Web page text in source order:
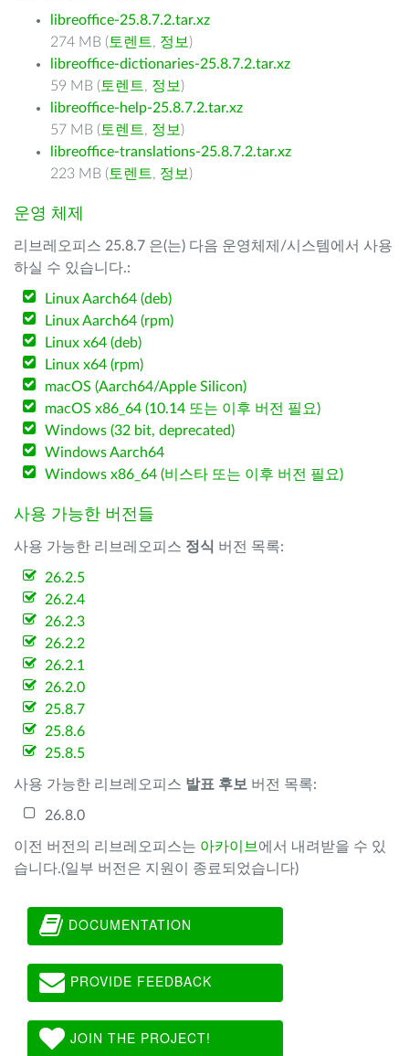
libreoffice-25.8.7.2.tar.xz
274 MB ( 토렌트, 정보 )
libreoffice-dictionaries-25.8.7.2.tar.xz
59 MB ( 토렌트, 정보 )
libreoffice-help-25.8.7.2.tar.xz
57 MB ( 토렌트, 정보 )
libreoffice-translations-25.8.7.2.tar.xz
223 MB ( 토렌트, 정보 )
운영 체제
리브레오피스 25.8.7 은(는) 다음 운영체제/시스템에서 사용
하실 수 있습니다.:
Linux Aarch64 (deb)
Linux Aarch64 (rpm)
Linux x64 (deb)
Linux x64 (rpm)
macOS (Aarch64/Apple Silicon)
macOS x86_64 (10.14 또는 이후 버전 필요)
Windows (32 bit, deprecated)
Windows Aarch64
Windows x86_64 (비스타 또는 이후 버전 필요)
사용 가능한 버전들
사용 가능한 리브레오피스 정식 버전 목록:
26.2.5
26.2.4
26.2.3
26.2.2
26.2.1
26.2.0
25.8.7
25.8.6
25.8.5
사용 가능한 리브레오피스 발표 후보 버전 목록:
26.8.0
이전 버전의 리브레오피스는 아카이브 에서 내려받을 수 있
습니다.(일부 버전은 지원이 종료되었습니다)
DOCUMENTATION
PROVIDE FEEDBACK
JOIN THE PROJECT!